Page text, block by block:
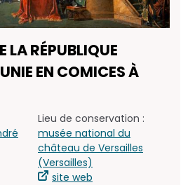
LA RÉPUBLIQUE
EN COMICES À
Lieu de conservation :
musée national du
château de Versailles
(Versailles)
site web